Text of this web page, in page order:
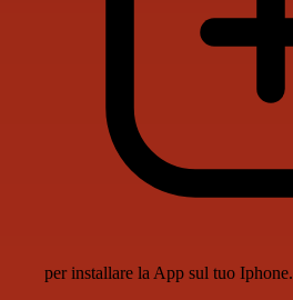
per installare la App sul tuo Iphone.